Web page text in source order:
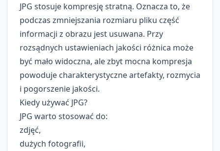
JPG stosuje kompresję stratną. Oznacza to, że
podczas zmniejszania rozmiaru pliku część
informacji z obrazu jest usuwana. Przy
rozsądnych ustawieniach jakości różnica może
być mało widoczna, ale zbyt mocna kompresja
powoduje charakterystyczne artefakty, rozmycia
i pogorszenie jakości.
Kiedy używać JPG?
JPG warto stosować do:
zdjęć,
dużych fotografii,